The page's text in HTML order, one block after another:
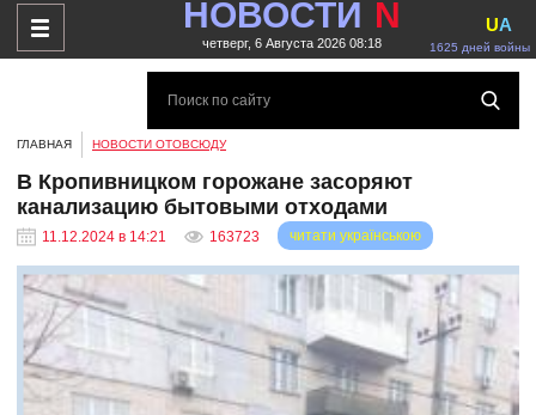
НОВОСТИ N
четверг, 6 Августа 2026 08:18 1625 дней войны
UA
ГЛАВНАЯ НОВОСТИ ОТОВСЮДУ
В Кропивницком горожане засоряют
канализацию бытовыми отходами
11.12.2024 в 14:21 163723 читати українською